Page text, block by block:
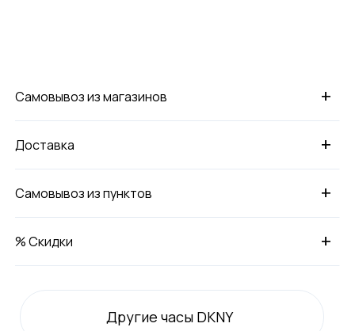
+
Самовывоз из магазинов
+
Доставка
+
Самовывоз из пунктов
+
% Скидки
Другие часы DKNY